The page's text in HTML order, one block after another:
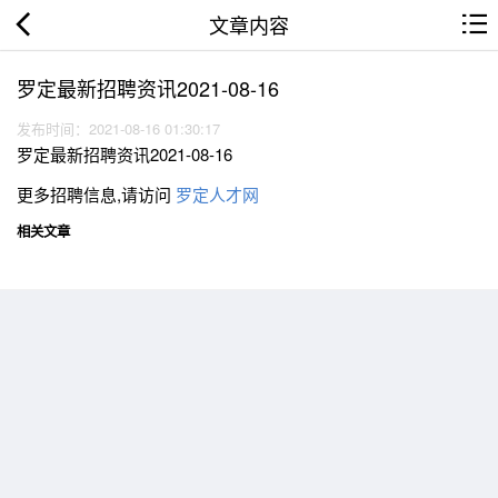
文章内容
罗定最新招聘资讯2021-08-16
发布时间：2021-08-16 01:30:17
罗定最新招聘资讯2021-08-16
更多招聘信息,请访问 罗定人才网
相关文章